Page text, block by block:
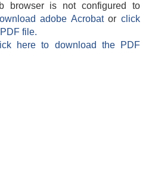
browser is not configured to
adobe Acrobatorclick
file.
here to download the PDF